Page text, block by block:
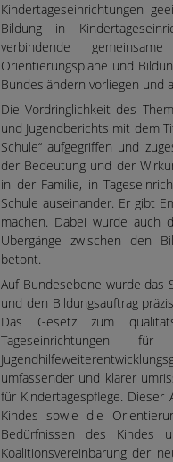
Kindertageseinrichtungen
Bildung in
verbindende
Orientierungspläne und
Bundesländern vorliegen und
Die Vordringlichkeit des
und Jugendberichts mit dem
Schule“ aufgegriffen und
der Bedeutung und der
in der Familie, in
Schule auseinander. Er gibt
machen. Dabei wurde auch
Übergänge zwischen den
betont.
Auf Bundesebene wurde das
und den Bildungsauftrag
Das Gesetz zum
umfassender und klarer
für Kindertagespflege. Dieser
Kindes sowie die
Bedürfnissen des Kindes
Koalitionsvereinbarung der